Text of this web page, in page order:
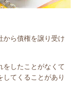
から債権を譲り受け
をしたことがなくて
してくることがあり